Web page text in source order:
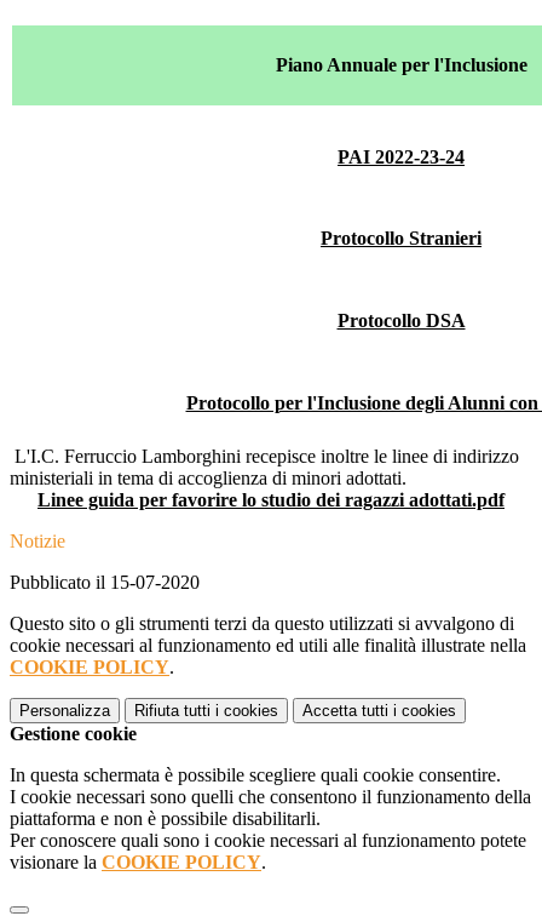
Piano Annuale per l'Inclusione
PAI 2022-23-24
Protocollo Stranieri
Protocollo DSA
Protocollo per l'Inclusione degli Alunni
L'I.C. Ferruccio Lamborghini recepisce inoltre le linee di indirizzo
ministeriali in tema di accoglienza di minori adottati.
Linee guida per favorire lo studio dei ragazzi adottati.pdf
Notizie
Pubblicato il 15-07-2020
Questo sito o gli strumenti terzi da questo utilizzati si avvalgono di
cookie necessari al funzionamento ed utili alle finalità illustrate nella
COOKIE POLICY.
Personalizza Rifiuta tutti i cookies Accetta tutti i cookies
Gestione cookie
In questa schermata è possibile scegliere quali cookie consentire.
I cookie necessari sono quelli che consentono il funzionamento della
piattaforma e non è possibile disabilitarli.
Per conoscere quali sono i cookie necessari al funzionamento potete
visionare la COOKIE POLICY.